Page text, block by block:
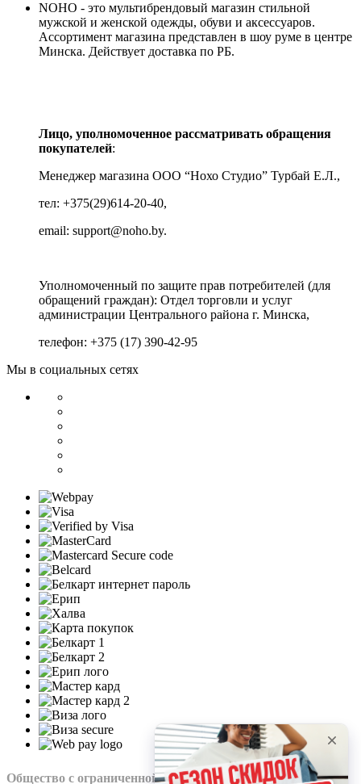
NOHO - это мультибрендовый магазин стильной
мужской и женской одежды, обуви и аксессуаров.
Ассортимент магазина представлен в шоу руме в центре
Минска. Действует доставка по РБ.
Лицо, уполномоченное рассматривать обращения
покупателей:
Менеджер магазина ООО “Нохо Студио” Турбай Е.Л.,
тел: +375(29)614-20-40,
email: support@noho.by.
Уполномоченный по защите прав потребителей (для
обращений граждан): Отдел торговли и услуг
администрации Центрального района г. Минска,
телефон: +375 (17) 390-42-95
Мы в социальных сетях
Общество с ограниченной ответственностью “Нохо